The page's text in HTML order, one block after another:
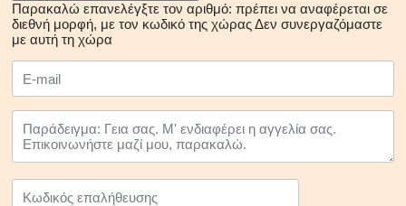
Παρακαλώ επανελέγξτε τον αριθμό: πρέπει να αναφέρεται σε
διεθνή μορφή, με τον κωδικό της χώραςΔεν συνεργαζόμαστε
με αυτή τη χώρα